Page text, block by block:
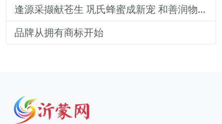
逢源采撷献苍生 巩氏蜂蜜成新宠 和善润物品牌就 养怡之福在沂蒙
品牌从拥有商标开始